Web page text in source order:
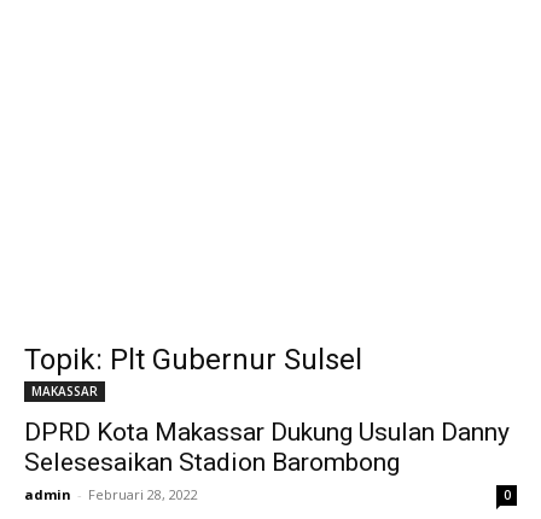
Topik: Plt Gubernur Sulsel
MAKASSAR
DPRD Kota Makassar Dukung Usulan Danny
Selesesaikan Stadion Barombong
admin - Februari 28, 2022 0